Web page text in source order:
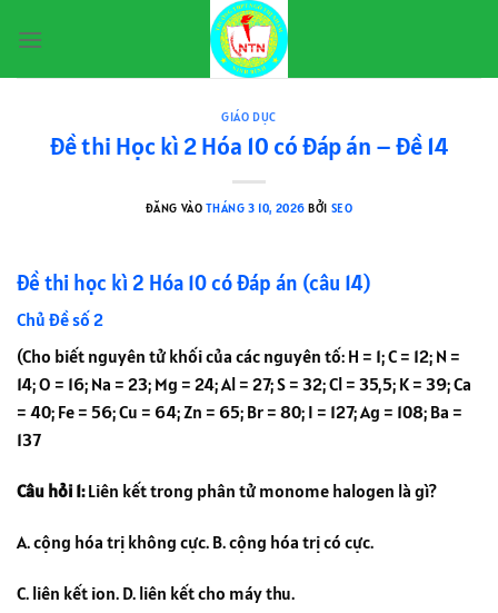
qua
GIÁO DỤC
Đề thi Học kì 2 Hóa 10 có đáp án – Đề 14
ĐĂNG VÀO THÁNG 3 10, 2026 BỞI SEO
Đề thi học kì 2 Hóa 10 có đáp án (câu 14)
Chủ đề số 2
(Cho biết nguyên tử khối của các nguyên tố: H = 1; C = 12; N =
14; O = 16; Na = 23; Mg = 24; Al = 27; S = 32; Cl = 35,5; K = 39; Ca
= 40; Fe = 56; Cu = 64; Zn = 65; Br = 80; I = 127; Ag = 108; Ba =
137
Câu hỏi 1:Liên kết trong phân tử monome halogen là gì?
A. cộng hóa trị không cực. B. cộng hóa trị có cực.
C. liên kết ion. D. liên kết cho máy thu.